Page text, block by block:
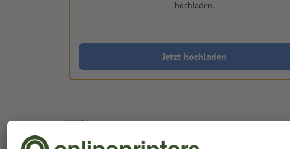
hochladen.
Jetzt hochladen
Lieferung ca.: